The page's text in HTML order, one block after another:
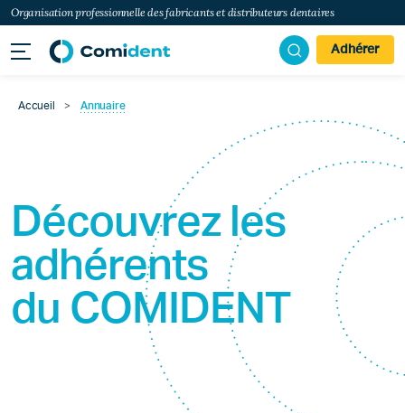
Organisation professionnelle des fabricants et distributeurs dentaires
Adhérer
Accueil > Annuaire
Découvrez les
adhérents
du COMIDENT